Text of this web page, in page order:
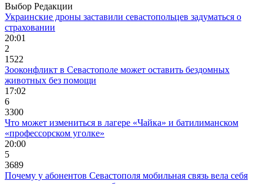
Выбор Редакции
Украинские дроны заставили севастопольцев задуматься о
страховании
20:01
2
1522
Зооконфликт в Севастополе может оставить бездомных
животных без помощи
17:02
6
3300
Что может измениться в лагере «Чайка» и батилиманском
«профессорском уголке»
20:00
5
3689
Почему у абонентов Севастополя мобильная связь вела себя